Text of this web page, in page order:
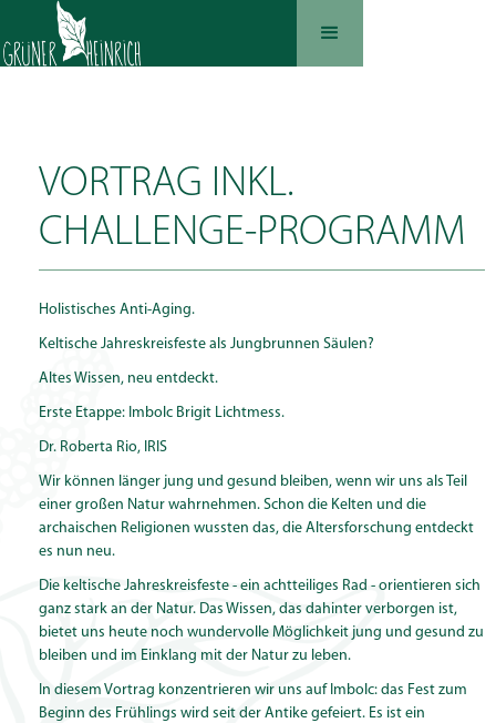
VORTRAG INKL.
CHALLENGE-PROGRAMM
Holistisches Anti-Aging.
Keltische Jahreskreisfeste als Jungbrunnen Säulen?
Altes Wissen, neu entdeckt.
Erste Etappe: Imbolc Brigit Lichtmess.
Dr. Roberta Rio, IRIS
Wir können länger jung und gesund bleiben, wenn wir uns als Teil
einer großen Natur wahrnehmen. Schon die Kelten und die
archaischen Religionen wussten das, die Altersforschung entdeckt
es nun neu.
Die keltische Jahreskreisfeste - ein achtteiliges Rad - orientieren sich
ganz stark an der Natur. Das Wissen, das dahinter verborgen ist,
bietet uns heute noch wundervolle Möglichkeit jung und gesund zu
bleiben und im Einklang mit der Natur zu leben.
In diesem Vortrag konzentrieren wir uns auf Imbolc: das Fest zum
Beginn des Frühlings wird seit der Antike gefeiert. Es ist ein